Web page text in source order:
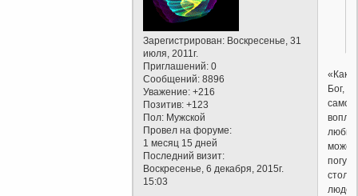
Зарегистрирован: Воскресенье, 31
июля, 2011г.
Приглашений: 0
Сообщений: 8896
Уважение: +216
Позитив: +123
Пол: Мужской
Провел на форуме:
1 месяц 15 дней
Последний визит:
Воскресенье, 6 декабря, 2015г.
15:03
«Как
Бог,
само
любви,
может